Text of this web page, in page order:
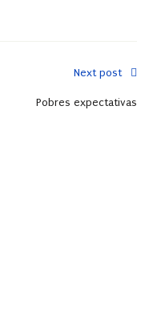
Next post
Pobres expectativas